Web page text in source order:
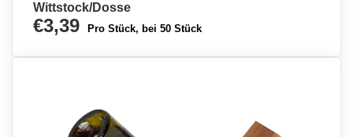
Wittstock/Dosse
€3,39 Pro Stück, bei 50 Stück